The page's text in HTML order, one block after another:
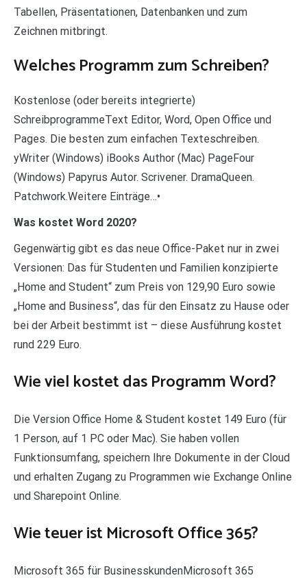
Tabellen, Präsentationen, Datenbanken und zum
Zeichnen mitbringt.
Welches Programm zum Schreiben?
Kostenlose (oder bereits integrierte)
SchreibprogrammeText Editor, Word, Open Office und
Pages. Die besten zum einfachen Texteschreiben.
yWriter (Windows) iBooks Author (Mac) PageFour
(Windows) Papyrus Autor. Scrivener. DramaQueen.
Patchwork.Weitere Einträge…•
Was kostet Word 2020?
Gegenwärtig gibt es das neue Office-Paket nur in zwei
Versionen: Das für Studenten und Familien konzipierte
„Home and Student“ zum Preis von 129,90 Euro sowie
„Home and Business“, das für den Einsatz zu Hause oder
bei der Arbeit bestimmt ist – diese Ausführung kostet
rund 229 Euro.
Wie viel kostet das Programm Word?
Die Version Office Home & Student kostet 149 Euro (für
1 Person, auf 1 PC oder Mac). Sie haben vollen
Funktionsumfang, speichern Ihre Dokumente in der Cloud
und erhalten Zugang zu Programmen wie Exchange Online
und Sharepoint Online.
Wie teuer ist Microsoft Office 365?
Microsoft 365 für BusinesskundenMicrosoft 365